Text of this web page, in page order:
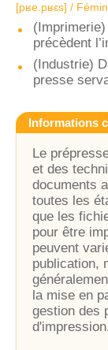
[pʁe.pʁɛs] /
précèdent
(Industrie)
presse
Informations
Le
et des
documents
toutes les
que les
pour être
peuvent
publication,
la mise en
gestion des